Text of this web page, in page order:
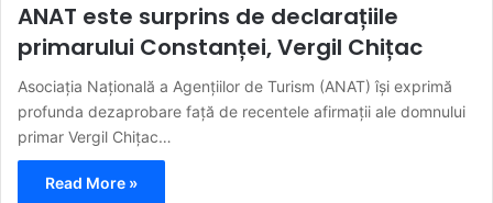
ANAT este surprins de declarațiile
primarului Constanței, Vergil Chițac
Asociația Națională a Agențiilor de Turism (ANAT) își exprimă
profunda dezaprobare față de recentele afirmații ale domnului
primar Vergil Chițac…
Read More »